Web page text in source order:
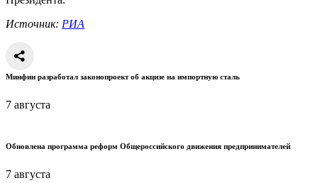
Источник: РИА
Минфин разработал законопроект об акцизе на импортную сталь
7 августа
Обновлена программа реформ Общероссийского движения предпринимателей
7 августа